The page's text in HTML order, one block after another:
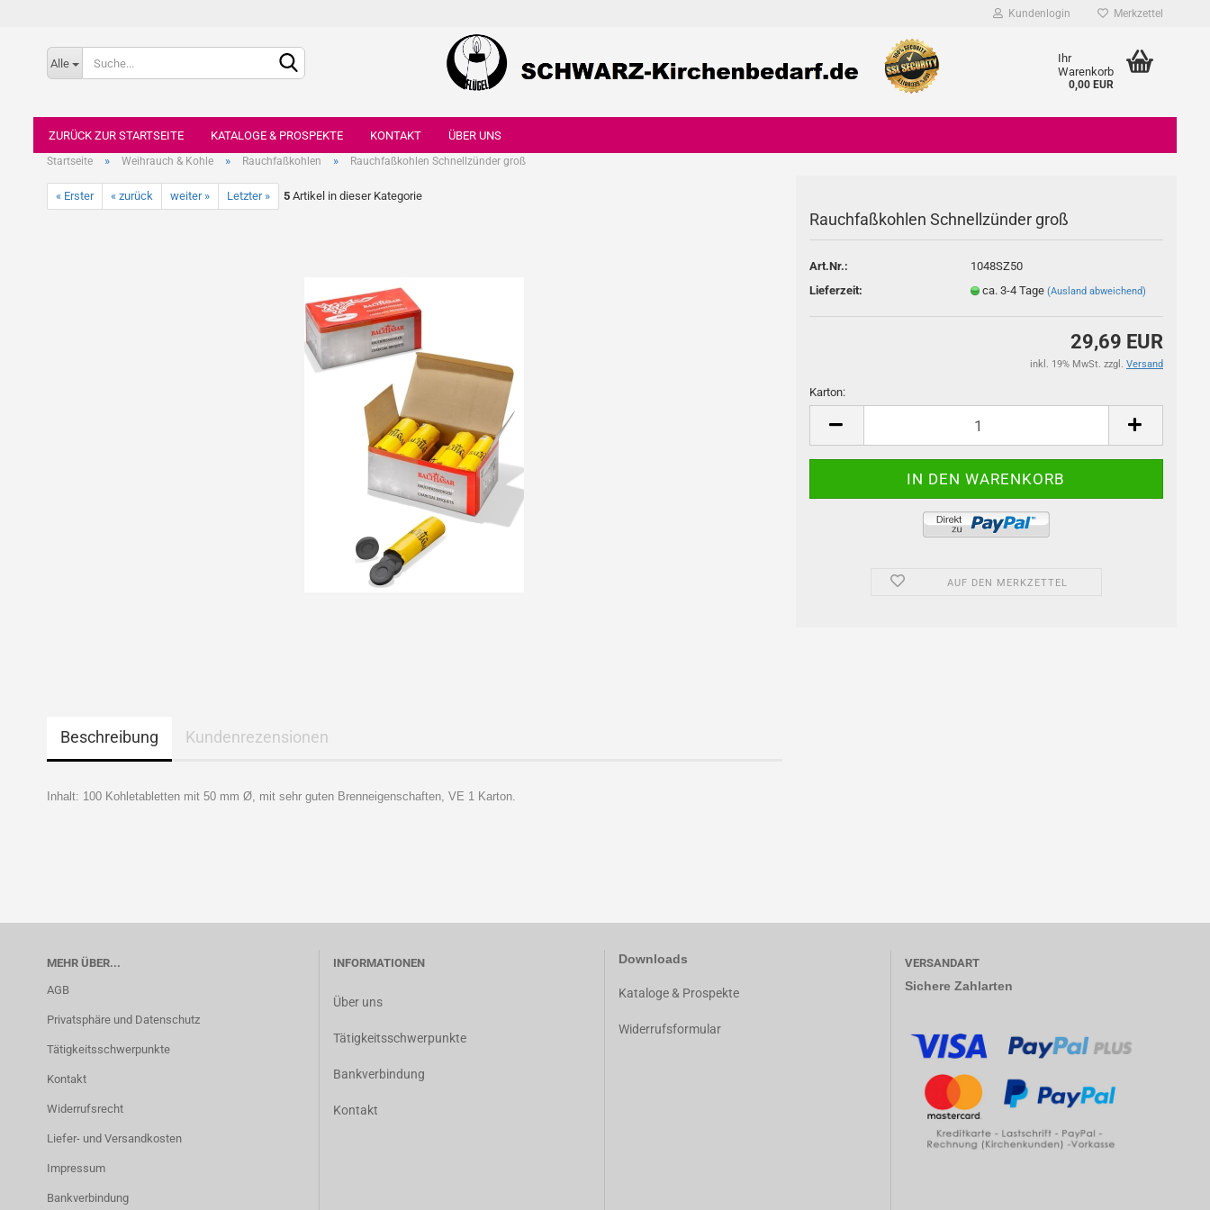
Kundenlogin
Konto erstellen
Passwort vergessen?
Merkzettel
Alle
Ihr
Warenkorb
0,00 EUR
ZURÜCK ZUR STARTSEITE KATALOGE & PROSPEKTE KONTAKT ÜBER UNS
Startseite » Weihrauch & Kohle » Rauchfaßkohlen » Rauchfaßkohlen Schnellzünder groß
« Erster « zurück weiter » Letzter » 5 Artikel in dieser Kategorie
Rauchfaßkohlen Schnellzünder groß
Art.Nr.:
1048SZ50
Lieferzeit:
ca. 3-4 Tage (Ausland abweichend)
29,69 EUR
inkl. 19% MwSt. zzgl. Versand
Karton:
Karton
AUF DEN MERKZETTEL
Beschreibung Kundenrezensionen
Inhalt: 100 Kohletabletten mit 50 mm Ø, mit sehr guten Brenneigenschaften, VE 1 Karton.
MEHR ÜBER...
AGB
Privatsphäre und Datenschutz
Tätigkeitsschwerpunkte
Kontakt
Widerrufsrecht
Liefer- und Versandkosten
Impressum
Bankverbindung
INFORMATIONEN
Über uns
Tätigkeitsschwerpunkte
Bankverbindung
Kontakt
Downloads
Kataloge & Prospekte
Widerrufsformular
VERSANDART
Sichere Zahlarten